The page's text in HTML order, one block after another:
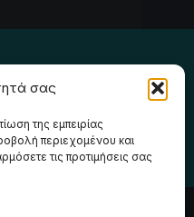
σας
της εμπειρίας
περιεχομένου και
τις προτιμήσεις σας